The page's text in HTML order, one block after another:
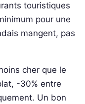
touristiques
pour une
mangent, pas
cher que le
-30% entre
Un bon